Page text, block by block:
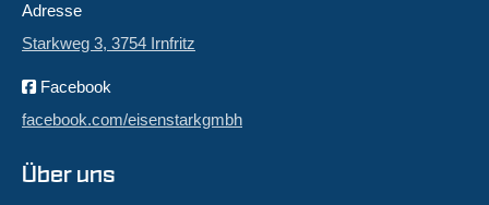
Adresse
Starkweg 3, 3754 Irnfritz
Facebook
facebook.com/eisenstarkgmbh
Über uns